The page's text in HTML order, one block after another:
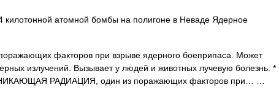
атомной бомбы на полигоне в Неваде Ядерное
факторов при взрыве ядерного боеприпаса. Может
излучений. Вызывает у людей и животных лучевую болезнь. *
РАДИАЦИЯ, один из поражающих факторов при… …